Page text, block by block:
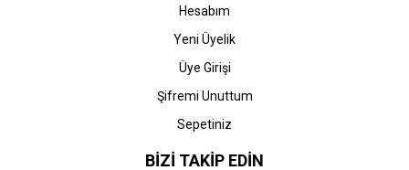
Hesabım
Yeni Üyelik
Üye Girişi
Şifremi Unuttum
Sepetiniz
BİZİ TAKİP EDİN